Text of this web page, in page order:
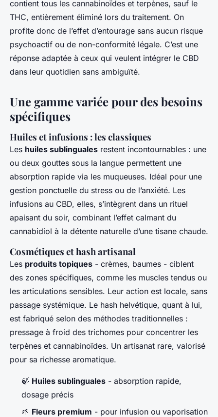
contient tous les cannabinoïdes et terpènes, sauf le
THC, entièrement éliminé lors du traitement. On
profite donc de l’effet d’entourage sans aucun risque
psychoactif ou de non-conformité légale. C’est une
réponse adaptée à ceux qui veulent intégrer le CBD
dans leur quotidien sans ambiguïté.
Une gamme variée pour des besoins
spécifiques
Huiles et infusions : les classiques
Les huiles sublinguales restent incontournables : une
ou deux gouttes sous la langue permettent une
absorption rapide via les muqueuses. Idéal pour une
gestion ponctuelle du stress ou de l’anxiété. Les
infusions au CBD, elles, s’intègrent dans un rituel
apaisant du soir, combinant l’effet calmant du
cannabidiol à la détente naturelle d’une tisane chaude.
Cosmétiques et hash artisanal
Les produits topiques - crèmes, baumes - ciblent
des zones spécifiques, comme les muscles tendus ou
les articulations sensibles. Leur action est locale, sans
passage systémique. Le hash helvétique, quant à lui,
est fabriqué selon des méthodes traditionnelles :
pressage à froid des trichomes pour concentrer les
terpènes et cannabinoïdes. Un artisanat rare, valorisé
pour sa richesse aromatique.
🍃 Huiles sublinguales - absorption rapide,
dosage précis
🌱 Fleurs premium - pour infusion ou vaporisation